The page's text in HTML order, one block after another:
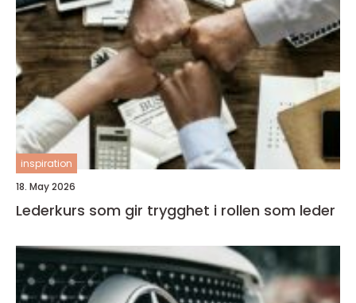
inspiration
18. May 2026
Lederkurs som gir trygghet i rollen som leder